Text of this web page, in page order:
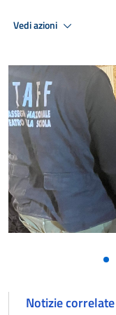
Vedi azioni
Notizie correlate